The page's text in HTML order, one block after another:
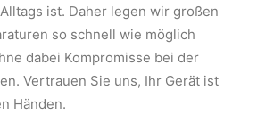
ist. Daher legen wir großen
so schnell wie möglich
dabei Kompromisse bei der
Vertrauen Sie uns, Ihr Gerät ist
Händen.